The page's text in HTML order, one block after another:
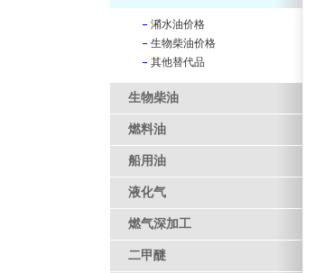
潲水油价格
生物柴油价格
其他替代品
生物柴油
燃料油
船用油
液化气
燃气深加工
二甲醚